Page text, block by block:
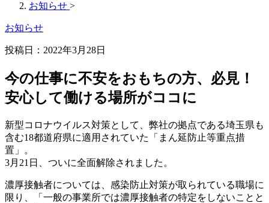
お知らせ >
お知らせ
投稿日： 2022年3月28日
今の仕事に不安をおもちの方、必見！
安心して働ける場所がココに
新型コロナウイルス対策として、弊社の拠点である埼玉県も
含む18都道府県に適用されていた「まん延防止等重点措
置」。
3月21日、ついに全面解除されました。
濃厚接触者については、感染防止対策が取られている職場に
限り、「一般の事業所では濃厚接触者の特定をしないことと